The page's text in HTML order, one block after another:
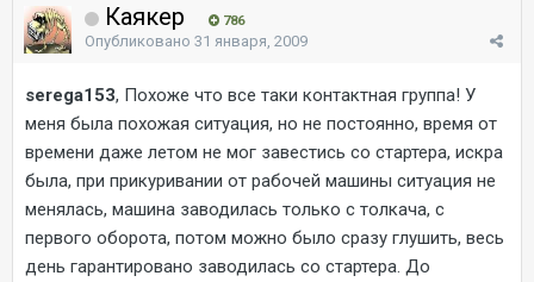
Каякер 786
Опубликовано 31 января, 2009
serega153, Похоже что все таки контактная группа! У
меня была похожая ситуация, но не постоянно, время от
времени даже летом не мог завестись со стартера, искра
была, при прикуривании от рабочей машины ситуация не
менялась, машина заводилась только с толкача, с
первого оборота, потом можно было сразу глушить, весь
день гарантировано заводилась со стартера. До